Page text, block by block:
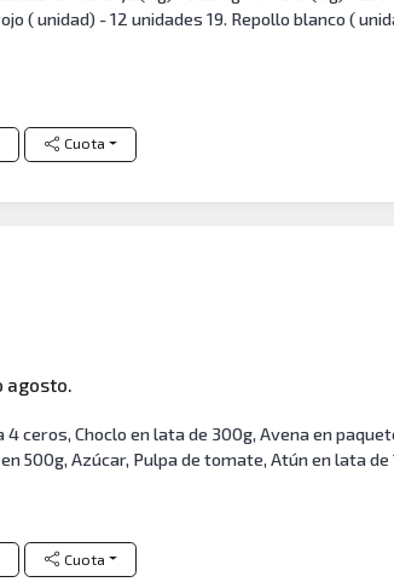
( unidad) - 12 unidades 19. Repollo blanco (
Cuota
agosto.
ceros, Choclo en lata de 300g, Avena en
500g, Azúcar, Pulpa de tomate, Atún en lata
Cuota